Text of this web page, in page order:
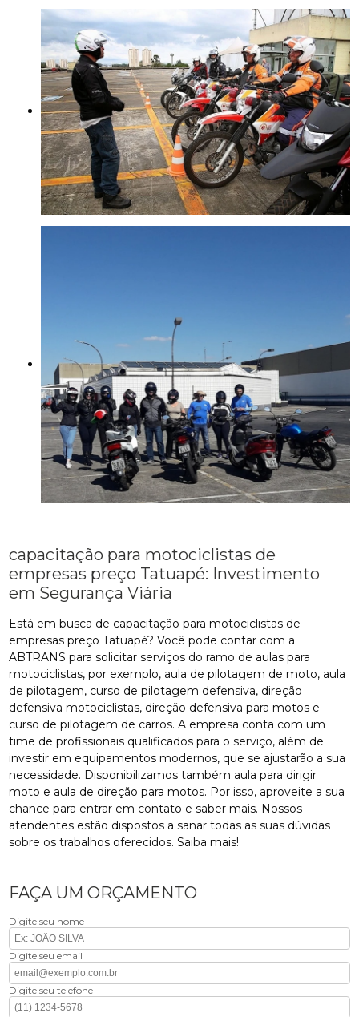
capacitação para motociclistas de
empresas preço Tatuapé: Investimento
em Segurança Viária
Está em busca de capacitação para motociclistas de
empresas preço Tatuapé? Você pode contar com a
ABTRANS para solicitar serviços do ramo de aulas para
motociclistas, por exemplo, aula de pilotagem de moto, aula
de pilotagem, curso de pilotagem defensiva, direção
defensiva motociclistas, direção defensiva para motos e
curso de pilotagem de carros. A empresa conta com um
time de profissionais qualificados para o serviço, além de
investir em equipamentos modernos, que se ajustarão a sua
necessidade. Disponibilizamos também aula para dirigir
moto e aula de direção para motos. Por isso, aproveite a sua
chance para entrar em contato e saber mais. Nossos
atendentes estão dispostos a sanar todas as suas dúvidas
sobre os trabalhos oferecidos. Saiba mais!
FAÇA UM ORÇAMENTO
Digite seu nome
Digite seu email
Digite seu telefone